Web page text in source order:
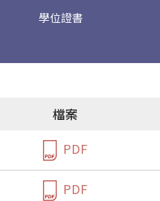
學位證書
檔案
PDF
PDF